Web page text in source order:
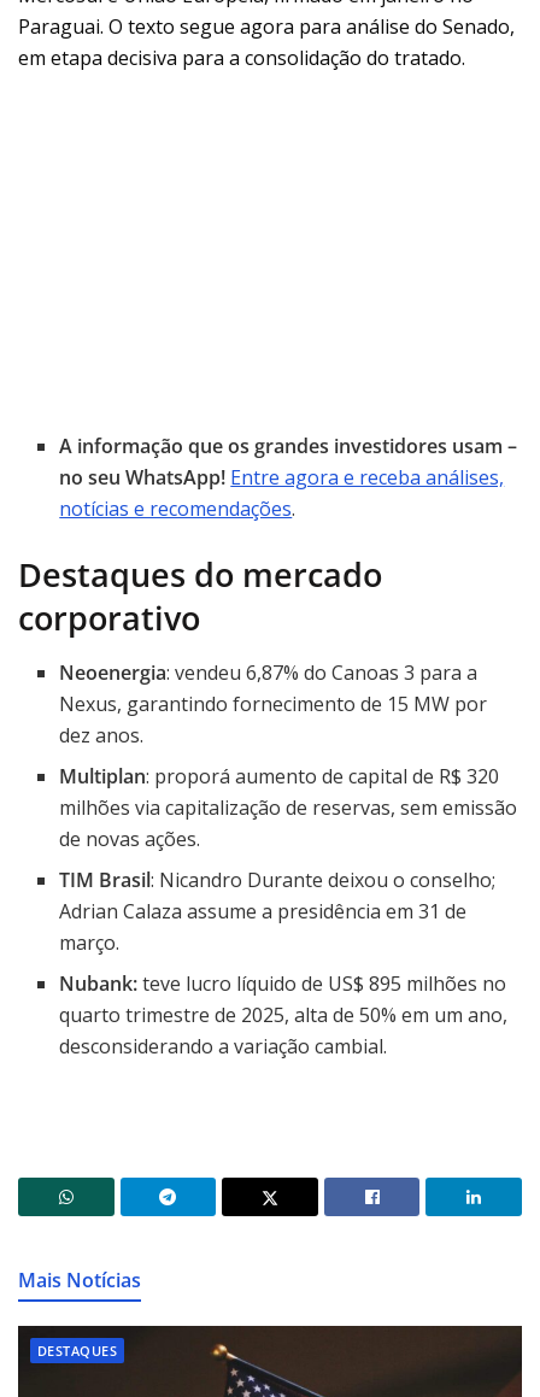
Paraguai. O texto segue agora para análise do Senado,
em etapa decisiva para a consolidação do tratado.
A informação que os grandes investidores usam –
no seu WhatsApp! Entre agora e receba análises,
notícias e recomendações.
Destaques do mercado
corporativo
Neoenergia: vendeu 6,87% do Canoas 3 para a
Nexus, garantindo fornecimento de 15 MW por
dez anos.
Multiplan: proporá aumento de capital de R$ 320
milhões via capitalização de reservas, sem emissão
de novas ações.
TIM Brasil: Nicandro Durante deixou o conselho;
Adrian Calaza assume a presidência em 31 de
março.
Nubank:teve lucro líquido de US$ 895 milhões no
quarto trimestre de 2025, alta de 50% em um ano,
desconsiderando a variação cambial.
Mais Notícias
DESTAQUES